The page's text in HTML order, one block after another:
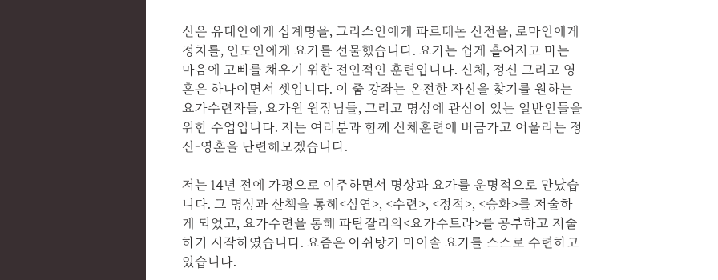
신은 유대인에게 십계명을, 그리스인에게 파르테논 신전을, 로마인에게
정치를, 인도인에게 요가를 선물했습니다. 요가는 쉽게 흩어지고 마는
마음에 고삐를 채우기 위한 전인적인 훈련입니다. 신체, 정신 그리고 영
혼은 하나이면서 셋입니다. 이 줌 강좌는 온전한 자신을 찾기를 원하는
요가수련자들, 요가원 원장님들, 그리고 명상에 관심이 있는 일반인들을
위한 수업입니다. 저는 여러분과 함께 신체훈련에 버금가고 어울리는 정
신-영혼을 단련해보겠습니다.
저는 14년 전에 가평으로 이주하면서 명상과 요가를 운명적으로 만났습
니다. 그 명상과 산책을 통해<심연>, <수련>, <정적>, <승화>를 저술하
게 되었고, 요가수련을 통해 파탄잘리의<요가수트라>를 공부하고 저술
하기 시작하였습니다. 요즘은 아쉬탕가 마이솔 요가를 스스로 수련하고
있습니다.